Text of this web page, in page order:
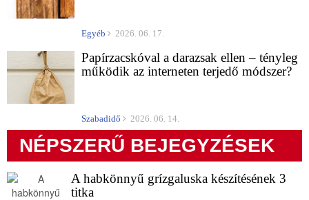
Egyéb 2026. 06. 17.
Papírzacskóval a darazsak ellen – tényleg
működik az interneten terjedő módszer?
Szabadidő 2026. 06. 14.
NÉPSZERŰ BEJEGYZÉSEK
A habkönnyű grízgaluska készítésének 3
titka